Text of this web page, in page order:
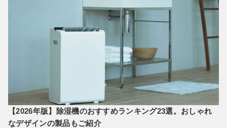
【2026年版】除湿機のおすすめランキング23選。おしゃれ
なデザインの製品もご紹介